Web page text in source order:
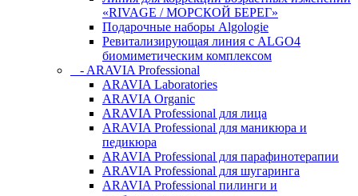
«RIVAGE / МОРСКОЙ БЕРЕГ»
Подарочные наборы Algologie
Ревитализирующая линия с ALGO4
биомиметическим комплексом
- ARAVIA Professional
ARAVIA Laboratories
ARAVIA Organic
ARAVIA Professional для лица
ARAVIA Professional для маникюра и
педикюра
ARAVIA Professional для парафинотерапии
ARAVIA Professional для шугаринга
ARAVIA Professional пилинги и